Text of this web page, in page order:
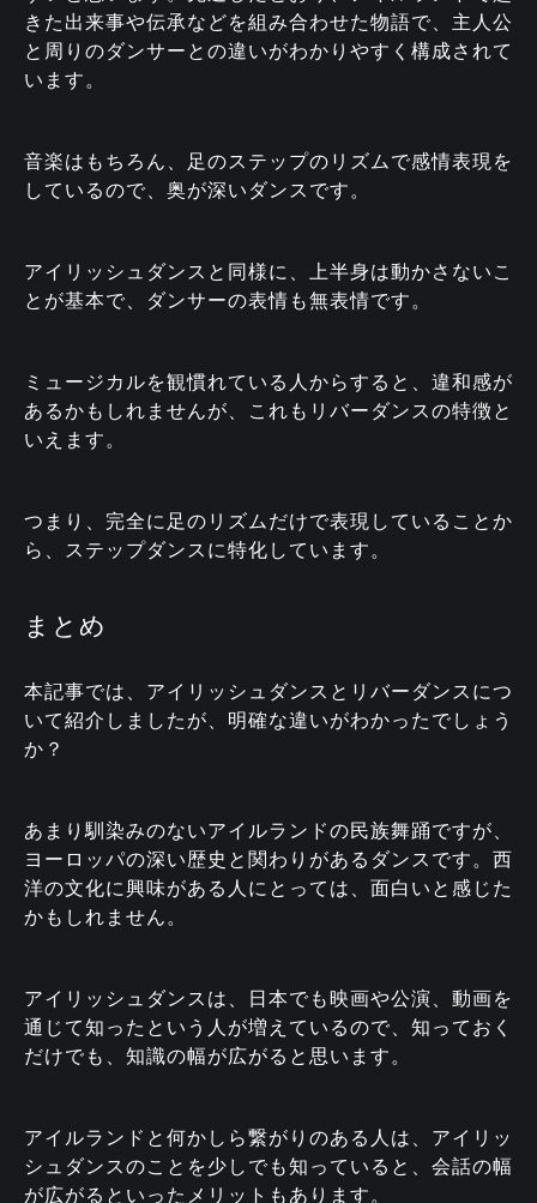
きた出来事や伝承などを組み合わせた物語で、主人公
と周りのダンサーとの違いがわかりやすく構成されて
います。
音楽はもちろん、足のステップのリズムで感情表現を
しているので、奥が深いダンスです。
アイリッシュダンスと同様に、上半身は動かさないこ
とが基本で、ダンサーの表情も無表情です。
ミュージカルを観慣れている人からすると、違和感が
あるかもしれませんが、これもリバーダンスの特徴と
いえます。
つまり、完全に足のリズムだけで表現していることか
ら、ステップダンスに特化しています。
まとめ
本記事では、アイリッシュダンスとリバーダンスにつ
いて紹介しましたが、明確な違いがわかったでしょう
か？
あまり馴染みのないアイルランドの民族舞踊ですが、
ヨーロッパの深い歴史と関わりがあるダンスです。西
洋の文化に興味がある人にとっては、面白いと感じた
かもしれません。
アイリッシュダンスは、日本でも映画や公演、動画を
通じて知ったという人が増えているので、知っておく
だけでも、知識の幅が広がると思います。
アイルランドと何かしら繋がりのある人は、アイリッ
シュダンスのことを少しでも知っていると、会話の幅
が広がるといったメリットもあります。